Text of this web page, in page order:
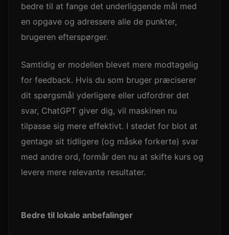
bedre til at fange det underliggende mål med
en opgave og adressere alle de punkter,
brugeren efterspørger.
Samtidig er modellen blevet mere modtagelig
for feedback. Hvis du som bruger præciserer
dit spørgsmål yderligere eller udfordrer det
svar, ChatGPT giver dig, vil maskinen nu
tilpasse sig mere effektivt. I stedet for blot at
gentage sit tidligere (og måske forkerte) svar
med andre ord, formår den nu at skifte kurs og
levere mere relevante resultater.
Bedre til lokale anbefalinger